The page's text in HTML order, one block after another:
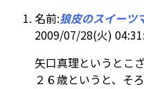
名前:狼皮のスイーツ
2009/07/28(火)
矢口真理というとこ
２６歳というと、そ